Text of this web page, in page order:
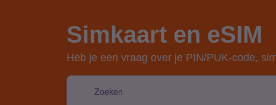
Simkaart en eSIM
Heb je een vraag over je PIN/PUK-code,